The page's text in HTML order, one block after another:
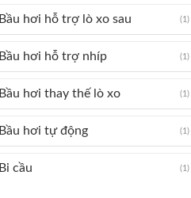
Bầu hơi hỗ trợ lò xo sau (1)
Bầu hơi hỗ trợ nhíp (1)
Bầu hơi thay thế lò xo (1)
Bầu hơi tự động (1)
Bi cầu (1)